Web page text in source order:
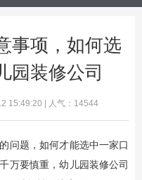
事项，如何选
园装修公司
15:49:20 | 人气：14544
问题，如何才能选中一家口
万要慎重，幼儿园装修公司